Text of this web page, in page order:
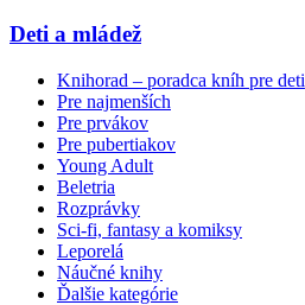
Deti a mládež
Knihorad – poradca kníh pre deti
Pre najmenších
Pre prvákov
Pre pubertiakov
Young Adult
Beletria
Rozprávky
Sci-fi, fantasy a komiksy
Leporelá
Náučné knihy
Ďalšie kategórie